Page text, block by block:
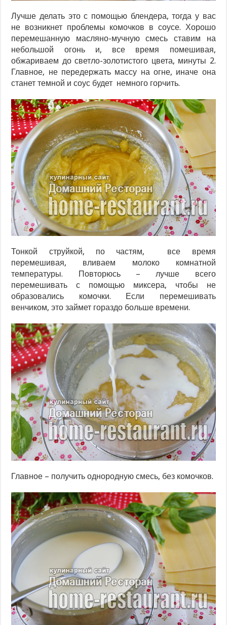
Лучше делать это с помощью блендера, тогда у вас
не возникнет проблемы комочков в соусе. Хорошо
перемешанную масляно-мучную смесь ставим на
небольшой огонь и, все время помешивая,
обжариваем до светло-золотистого цвета, минуты 2.
Главное, не передержать массу на огне, иначе она
станет темной и соус будет немного горчить.
Тонкой струйкой, по частям, все время
перемешивая, вливаем молоко комнатной
температуры. Повторюсь – лучше всего
перемешивать с помощью миксера, чтобы не
образовались комочки. Если перемешивать
венчиком, это займет гораздо больше времени.
Главное – получить однородную смесь, без комочков.